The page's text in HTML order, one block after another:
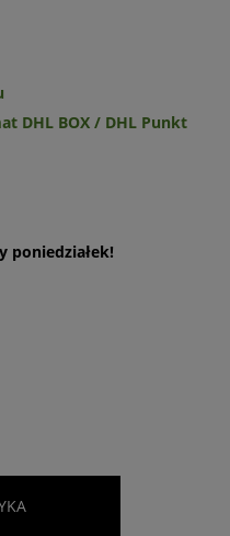
DHL BOX / DHL Punkt
poniedziałek!